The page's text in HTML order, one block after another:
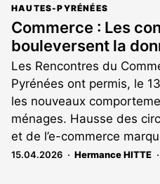
HAUTES-PYRÉNÉES
Commerce : Les
bouleversent la
Les Rencontres du
Pyrénées ont permis, le
les nouveaux
ménages. Hausse des
et de l’e-commerce
15.04.2026 Hermance HITTE